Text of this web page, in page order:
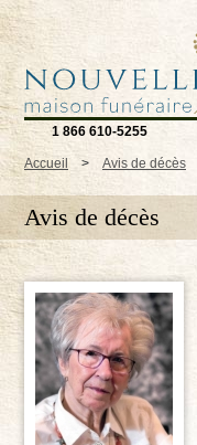
1 866 610-5255
Accueil > Avis de décès
Avis de décès